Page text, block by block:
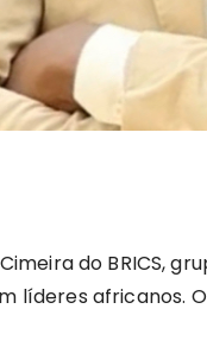
do BRICS,
líderes